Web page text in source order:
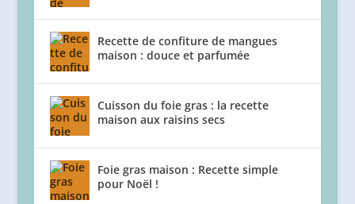
Recette de confiture de mangues
maison : douce et parfumée
Cuisson du foie gras : la recette
maison aux raisins secs
Foie gras maison : Recette simple
pour Noël !